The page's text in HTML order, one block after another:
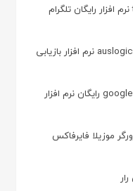
دانلود telegram Desktop 6.5.1 نرم افزار رایگان تلگرام
دانلود auslogics file recovery Pro 12.1.1 نرم افزار بازیابی
دانلود google chrome 145.0.7632.117 رایگان نرم افزار